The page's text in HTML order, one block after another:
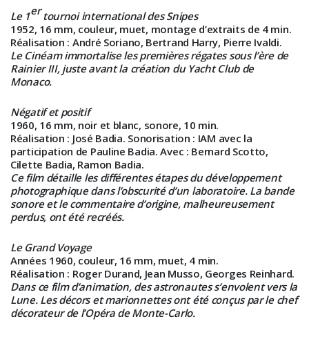
Le 1er tournoi international des Snipes
1952, 16 mm, couleur, muet, montage d’extraits de 4 min.
Réalisation : André Soriano, Bertrand Harry, Pierre Ivaldi.
Le Cinéam immortalise les premières régates sous l’ère de
Rainier III, juste avant la création du Yacht Club de
Monaco.
Négatif et positif
1960, 16 mm, noir et blanc, sonore, 10 min.
Réalisation : José Badia. Sonorisation : IAM avec la
participation de Pauline Badia.Avec : Bernard Scotto,
Cilette Badia, Ramon Badia.
Ce film détaille les différentes étapes du développement
photographique dans l’obscurité d’un laboratoire. La bande
sonore et le commentaire d’origine, malheureusement
perdus, ont été recréés.
Le Grand Voyage
Années 1960, couleur, 16 mm, muet, 4 min.
Réalisation : Roger Durand, Jean Musso, Georges Reinhard.
Dans ce film d’animation, des astronautes s’envolent vers la
Lune. Les décors et marionnettes ont été conçus par le chef
décorateur de l’Opéra de Monte-Carlo.